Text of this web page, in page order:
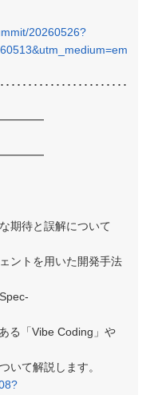
20260526?
･････････････････････
期待と誤解について
ントを用いた開発手法
る「Vibe Coding」や
いて解説します。